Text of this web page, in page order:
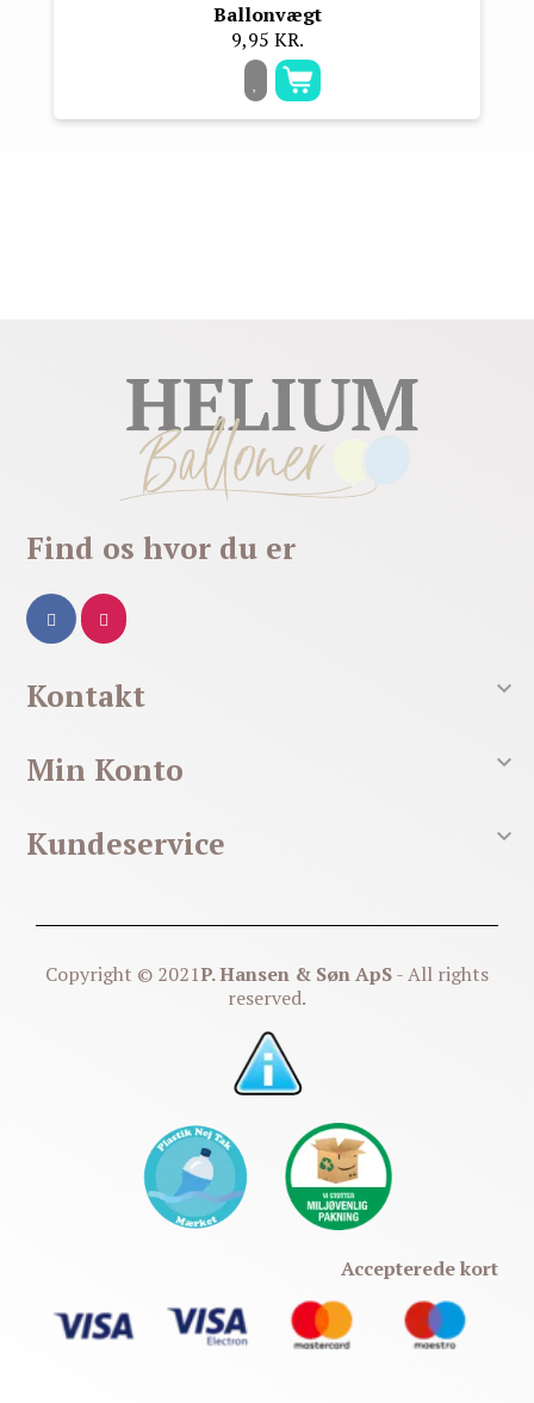
Ballonvægt
9,95 KR.
Find os hvor du er
Kontakt 
Min Konto 
Kundeservice 
Copyright © 2021P. Hansen & Søn ApS- All rights
reserved.
Accepterede kort